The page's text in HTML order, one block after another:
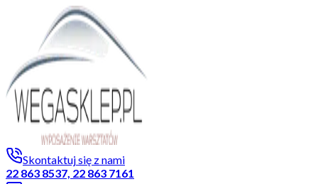
Skontaktuj się z nami
22 863 8537, 22 863 7161